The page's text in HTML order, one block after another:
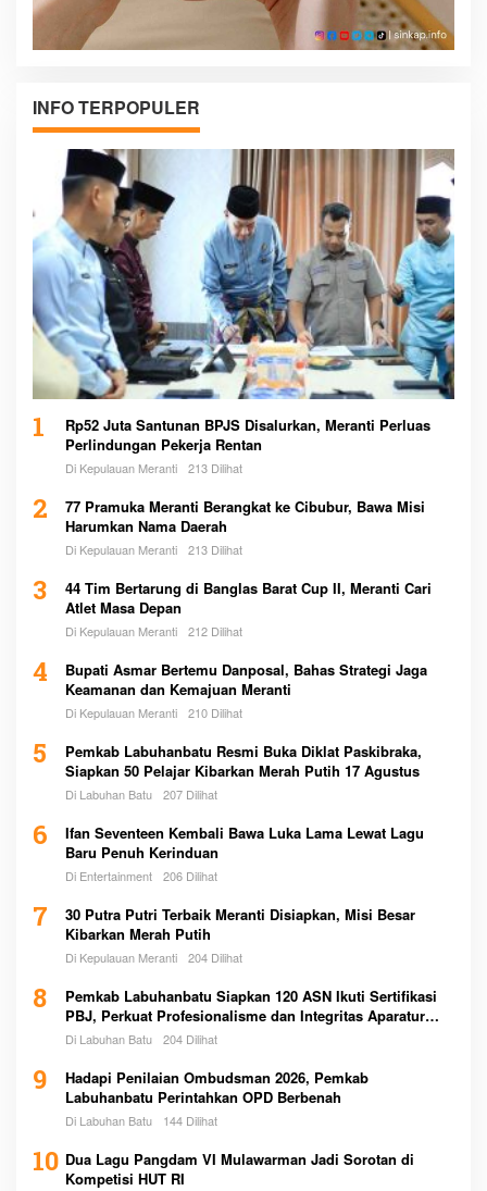
INFO TERPOPULER
1
Rp52 Juta Santunan BPJS Disalurkan, Meranti Perluas
Perlindungan Pekerja Rentan
Di Kepulauan Meranti 213 Dilihat
2
77 Pramuka Meranti Berangkat ke Cibubur, Bawa Misi
Harumkan Nama Daerah
Di Kepulauan Meranti 213 Dilihat
3
44 Tim Bertarung di Banglas Barat Cup II, Meranti Cari
Atlet Masa Depan
Di Kepulauan Meranti 212 Dilihat
4
Bupati Asmar Bertemu Danposal, Bahas Strategi Jaga
Keamanan dan Kemajuan Meranti
Di Kepulauan Meranti 210 Dilihat
5
Pemkab Labuhanbatu Resmi Buka Diklat Paskibraka,
Siapkan 50 Pelajar Kibarkan Merah Putih 17 Agustus
Di Labuhan Batu 207 Dilihat
6
Ifan Seventeen Kembali Bawa Luka Lama Lewat Lagu
Baru Penuh Kerinduan
Di Entertainment 206 Dilihat
7
30 Putra Putri Terbaik Meranti Disiapkan, Misi Besar
Kibarkan Merah Putih
Di Kepulauan Meranti 204 Dilihat
8
Pemkab Labuhanbatu Siapkan 120 ASN Ikuti Sertifikasi
PBJ, Perkuat Profesionalisme dan Integritas Aparatur
Pemerintah
Di Labuhan Batu 204 Dilihat
9
Hadapi Penilaian Ombudsman 2026, Pemkab
Labuhanbatu Perintahkan OPD Berbenah
Di Labuhan Batu 144 Dilihat
10 Dua Lagu Pangdam VI Mulawarman Jadi Sorotan di
Kompetisi HUT RI